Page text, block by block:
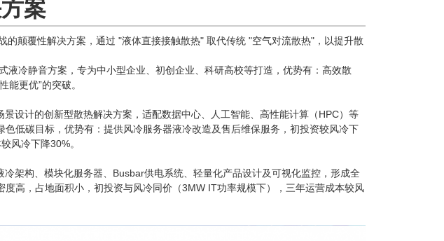
案
的颠覆性解决方案，通过 "液体直接接触散热" 取代传统 "空气对流散热"，以提升散
液冷静音方案，专为中小型企业、初创企业、科研高校等打造，优势有：高效散
能更优”的突破。
景设计的创新型散热解决方案，适配数据中心、人工智能、高性能计算（HPC）等
低碳目标，优势有：提供风冷服务器液冷改造及售后维保服务，初投资较风冷下
风冷下降30%。
冷架构、模块化服务器、Busbar供电系统、轻量化产品设计及可视化监控，形成全
高，占地面积小，初投资与风冷同价（3MW IT功率规模下），三年运营成本较风